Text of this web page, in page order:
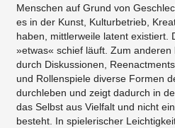
Menschen auf Grund von
es in der Kunst, Kulturbetrieb,
haben, mittlerweile latent existiert.
»etwas« schief läuft. Zum
durch Diskussionen,
und Rollenspiele diverse Formen
durchleben und zeigt dadurch in
das Selbst aus Vielfalt und nicht
besteht. In spielerischer